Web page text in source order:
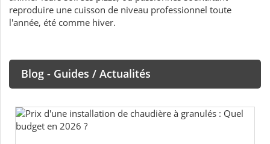
reproduire une cuisson de niveau professionnel toute
l'année, été comme hiver.
Blog - Guides / Actualités